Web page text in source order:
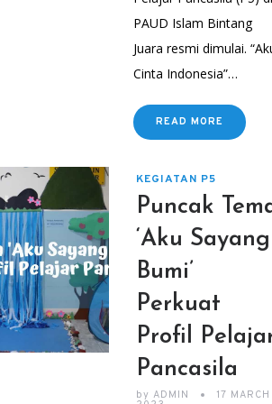
PAUD Islam Bintang
Juara resmi dimulai.
Cinta Indonesia”…
READ MORE
KEGIATAN P5
Puncak
‘Aku Sayang
Bumi’
Perkuat
Profil
Pancasila
by ADMIN 17 MARCH